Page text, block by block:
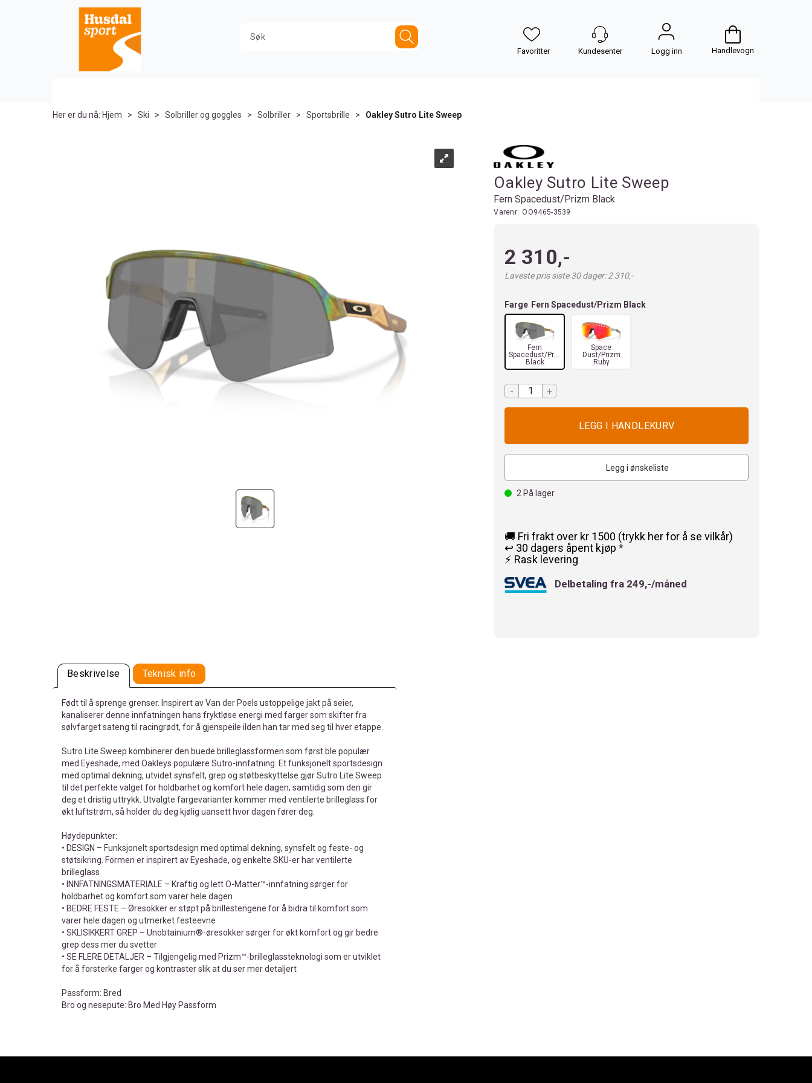
Logg inn Handlevogn
Her er du nå: Hjem > Ski > Solbriller og goggles > Solbriller > Sportsbrille > Oakley Sutro Lite Sweep
Oakley Sutro Lite Sweep
Fern Spacedust/Prizm Black
Varenr: OO9465-3539
2 310,-
Laveste pris siste 30 dager: 2 310,-
Farge Fern Spacedust/Prizm Black
Fern
Spacedust/Prizm
Black
Space
Dust/Prizm
Ruby
- +
Legg i ønskeliste
2 På lager
🚚 Fri frakt over kr 1500 (trykk her for å se vilkår)
↩️ 30 dagers åpent kjøp*
⚡ Rask levering
Delbetaling fra 249,-/måned
Beskrivelse Teknisk info
Født til å sprenge grenser. Inspirert av Van der Poels ustoppelige jakt på seier,
kanaliserer denne innfatningen hans fryktløse energi med farger som skifter fra
sølvfarget sateng til racingrødt, for å gjenspeile ilden han tar med seg til hver etappe.
Sutro Lite Sweep kombinerer den buede brilleglassformen som først ble populær
med Eyeshade, med Oakleys populære Sutro-innfatning. Et funksjonelt sportsdesign
med optimal dekning, utvidet synsfelt, grep og støtbeskyttelse gjør Sutro Lite Sweep
til det perfekte valget for holdbarhet og komfort hele dagen, samtidig som den gir
deg et dristig uttrykk. Utvalgte fargevarianter kommer med ventilerte brilleglass for
økt luftstrøm, så holder du deg kjølig uansett hvor dagen fører deg.
Høydepunkter:
• DESIGN – Funksjonelt sportsdesign med optimal dekning, synsfelt og feste- og
støtsikring. Formen er inspirert av Eyeshade, og enkelte SKU-er har ventilerte
brilleglass
• INNFATNINGSMATERIALE – Kraftig og lett O-Matter™-innfatning sørger for
holdbarhet og komfort som varer hele dagen
• BEDRE FESTE – Øresokker er støpt på brillestengene for å bidra til komfort som
varer hele dagen og utmerket festeevne
• SKLISIKKERT GREP – Unobtainium®-øresokker sørger for økt komfort og gir bedre
grep dess mer du svetter
• SE FLERE DETALJER – Tilgjengelig med Prizm™-brilleglassteknologi som er utviklet
for å forsterke farger og kontraster slik at du ser mer detaljert
Passform: Bred
Bro og nesepute: Bro Med Høy Passform